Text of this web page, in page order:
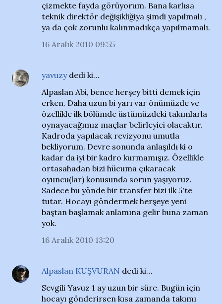
çizmekte fayda görüyorum. Bana karlısa
teknik direktör değişikliğiya şimdi yapılmalı ,
ya da çok zorunlu kalınmadıkça yapılmamalı.
16 Aralık 2010 09:55
yavuzydedi ki…
Alpaslan Abi, bence herşey bitti demek için
erken. Daha uzun bi yarı var önümüzde ve
özellikle ilk bölümde üstümüzdeki takımlarla
oynayacağımız maçlar belirleyici olacaktır.
Kadroda yapılacak revizyonu umutla
bekliyorum. Devre sonunda anlaşıldı ki o
kadar da iyi bir kadro kurmamışız. Özellikle
ortasahadan bizi hücuma çıkaracak
oyuncu(lar) konusunda sorun yaşıyoruz.
Sadece bu yönde bir transfer bizi ilk 5'te
tutar. Hocayı göndermek herşeye yeni
baştan başlamak anlamına gelir buna zaman
yok.
16 Aralık 2010 13:20
Alpaslan KUŞVURAN dedi ki…
Sevgili Yavuz 1 ay uzun bir süre. Bugün için
hocayı gönderirsen kısa zamanda takımı